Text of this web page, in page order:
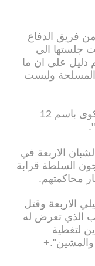
فريق الدفاع
جلستها الى
دليل على ان ما
المسلحة وليست
واضاف "ان هيئة المحامين ستقدم شكوى باسم 12
الاربعة في
السلطة قرابة
محاكمتهم.
الاربعة وقتل
الذي تعرض له
لتغطية
والمشين".+